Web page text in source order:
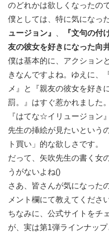
のどれかは欲しくなったの
僕としては、特に気になっ
ュージョン』
『文句の付
友の彼女を好きになった向
僕は基本的に、 アクション
きなんですよね。ゆえに、
メ』と『親友の彼女を好き
罰。』はすぐ惹かれました
『はてな☆イリュージョン
先生の挿絵が見たいという
ト買い」的な欲しさです。
だって、矢吹先生の書く女
うがないよね()
さあ、皆さんが気になった
メント欄にて教えてください
ちなみに、公式サイトをチ
が、実は第1弾ラインナッ